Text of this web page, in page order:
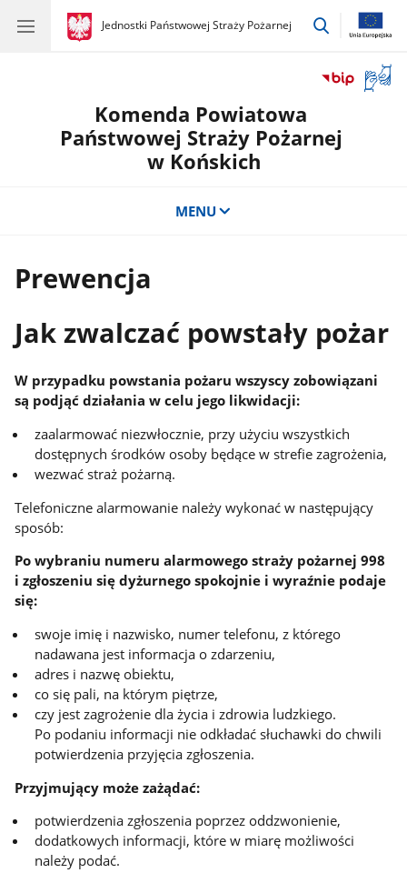
gov.pl
Jednostki Państwowej Straży Pożarnej
gov.pl
Jednostki
przejdź
okno
Komenda Powiatowa
Państwowej Straży Pożarnej
w Końskich
MENU
Prewencja
Jak zwalczać powstały pożar
W przypadku powstania pożaru wszyscy zobowiązani
są podjąć działania w celu jego likwidacji:
zaalarmować niezwłocznie, przy użyciu wszystkich
dostępnych środków osoby będące w strefie zagrożenia,
wezwać straż pożarną.
Telefoniczne alarmowanie należy wykonać w następujący
sposób:
Po wybraniu numeru alarmowego straży pożarnej 998
i zgłoszeniu się dyżurnego spokojnie i wyraźnie podaje
się:
swoje imię i nazwisko, numer telefonu, z którego
nadawana jest informacja o zdarzeniu,
adres i nazwę obiektu,
co się pali, na którym piętrze,
czy jest zagrożenie dla życia i zdrowia ludzkiego.
Po podaniu informacji nie odkładać słuchawki do chwili
potwierdzenia przyjęcia zgłoszenia.
Przyjmujący może zażądać:
potwierdzenia zgłoszenia poprzez oddzwonienie,
dodatkowych informacji, które w miarę możliwości
należy podać.